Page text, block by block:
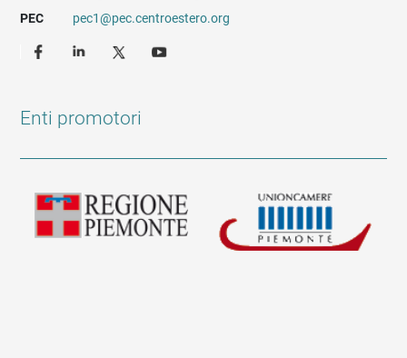
PEC
pec1@pec.centroestero.org
Enti promotori